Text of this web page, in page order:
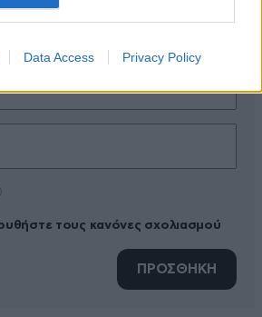
Data Access Privacy Policy
τους κανόνες σχολιασμού
ΠΡΟΣΘΗΚΗ